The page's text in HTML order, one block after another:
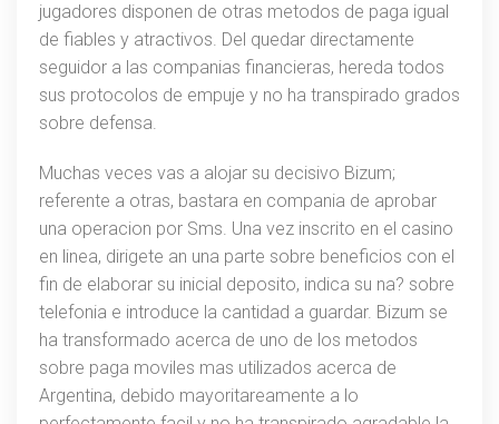
jugadores disponen de otras metodos de paga igual
de fiables y atractivos. Del quedar directamente
seguidor a las companias financieras, hereda todos
sus protocolos de empuje y no ha transpirado grados
sobre defensa.
Muchas veces vas a alojar su decisivo Bizum;
referente a otras, bastara en compania de aprobar
una operacion por Sms. Una vez inscrito en el casino
en linea, dirigete an una parte sobre beneficios con el
fin de elaborar su inicial deposito, indica su na? sobre
telefonia e introduce la cantidad a guardar. Bizum se
ha transformado acerca de uno de los metodos
sobre paga moviles mas utilizados acerca de
Argentina, debido mayoritareamente a lo